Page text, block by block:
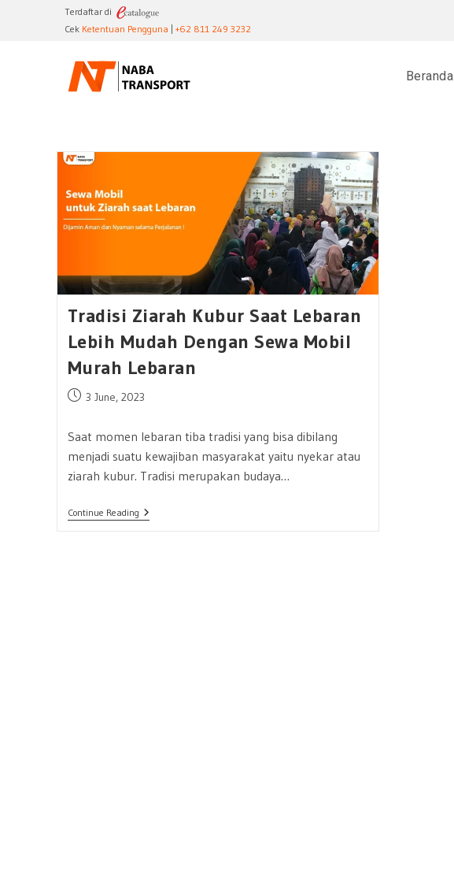
Terdaftar di
Cek Ketentuan Pengguna +62 811 249 3232
Beranda
Tradisi Ziarah Kubur Saat Lebaran
Lebih Mudah Dengan Sewa Mobil
Murah Lebaran
Post3 June, 2023
Saat momen lebaran tiba tradisi yang bisa dibilang
menjadi suatu kewajiban masyarakat yaitu nyekar atau
ziarah kubur. Tradisi merupakan budaya…
Continue ReadingTradisi
Ziarah